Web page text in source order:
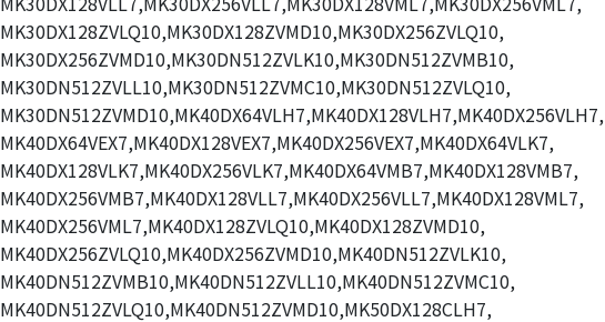
MK30DX128ZVLQ10,MK30DX128ZVMD10,MK30DX256ZVLQ10,
MK30DX256ZVMD10,MK30DN512ZVLK10,MK30DN512ZVMB10,
MK30DN512ZVLL10,MK30DN512ZVMC10,MK30DN512ZVLQ10,
MK30DN512ZVMD10,MK40DX64VLH7,MK40DX128VLH7,MK40DX256VLH7,
MK40DX64VEX7,MK40DX128VEX7,MK40DX256VEX7,MK40DX64VLK7,
MK40DX128VLK7,MK40DX256VLK7,MK40DX64VMB7,MK40DX128VMB7,
MK40DX256VMB7,MK40DX128VLL7,MK40DX256VLL7,MK40DX128VML7,
MK40DX256VML7,MK40DX128ZVLQ10,MK40DX128ZVMD10,
MK40DX256ZVLQ10,MK40DX256ZVMD10,MK40DN512ZVLK10,
MK40DN512ZVMB10,MK40DN512ZVLL10,MK40DN512ZVMC10,
MK40DN512ZVLQ10,MK40DN512ZVMD10,MK50DX128CLH7,